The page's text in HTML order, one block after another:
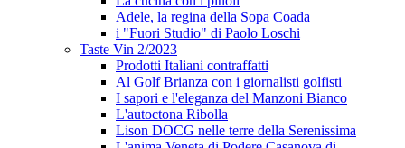
Adele, la regina della Sopa Coada
i "Fuori Studio" di Paolo Loschi
Taste Vin 2/2023
Prodotti Italiani contraffatti
Al Golf Brianza con i giornalisti golfisti
I sapori e l'eleganza del Manzoni Bianco
L'autoctona Ribolla
Lison DOCG nelle terre della Serenissima